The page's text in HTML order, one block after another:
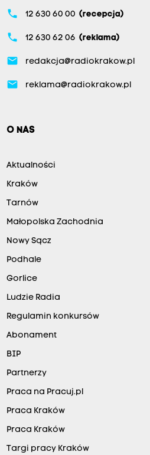
phone 12 630 60 00 (recepcja)
phone 12 630 62 06 (reklama)
email redakcja@radiokrakow.pl
email reklama@radiokrakow.pl
O NAS
Aktualności
Kraków
Tarnów
Małopolska Zachodnia
Nowy Sącz
Podhale
Gorlice
Ludzie Radia
Regulamin konkursów
Abonament
BIP
Partnerzy
Praca na Pracuj.pl
Praca Kraków
Praca Kraków
Targi pracy Kraków